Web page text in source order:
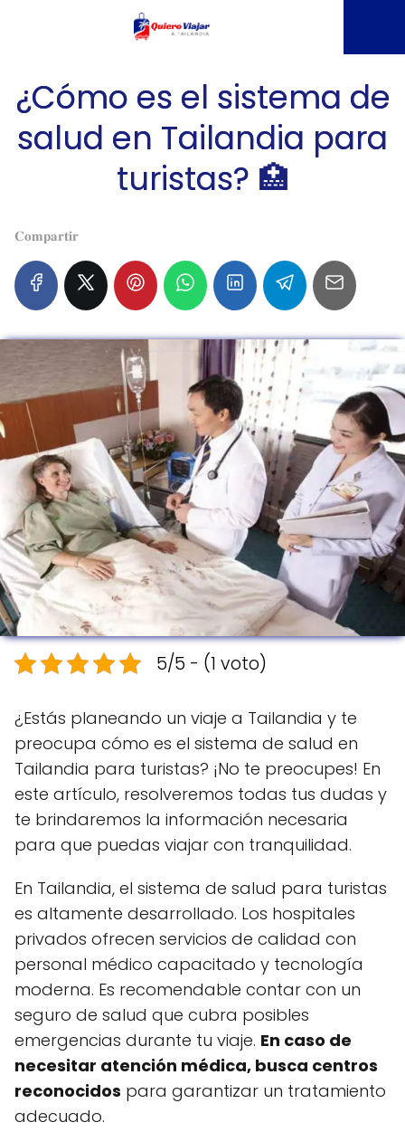
¿Cómo es el sistema de
salud en Tailandia para
turistas? 🏥
𝐂𝐨𝐦𝐩𝐚𝐫𝐭𝐢𝐫
5/5 - (1 voto)
¿Estás planeando un viaje a Tailandia y te
preocupa cómo es el sistema de salud en
Tailandia para turistas? ¡No te preocupes! En
este artículo, resolveremos todas tus dudas y
te brindaremos la información necesaria
para que puedas viajar con tranquilidad.
En Tailandia, el sistema de salud para turistas
es altamente desarrollado. Los hospitales
privados ofrecen servicios de calidad con
personal médico capacitado y tecnología
moderna. Es recomendable contar con un
seguro de salud que cubra posibles
emergencias durante tu viaje. En caso de
necesitar atención médica, busca centros
reconocidos para garantizar un tratamiento
adecuado.